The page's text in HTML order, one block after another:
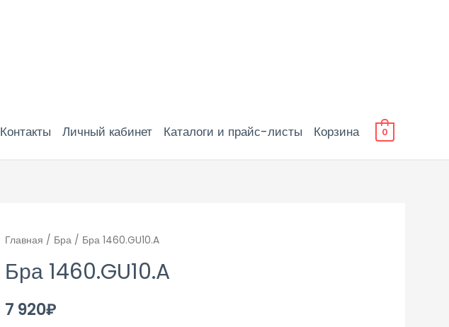
Контакты Личный кабинет Каталоги и прайс-листы Корзина 0
Главная / Бра/ Бра 1460.GU10.A
Бра 1460.GU10.A
7 920₽